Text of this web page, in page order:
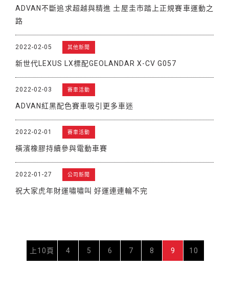
ADVAN不斷追求超越與精進 土屋圭市踏上正規賽車運動之
路
2022-02-05 其他新聞
新世代LEXUS LX標配GEOLANDAR X-CV G057
2022-02-03 賽車活動
ADVAN紅黑配色賽車吸引更多車迷
2022-02-01 賽車活動
橫濱橡膠持續參與電動車賽
2022-01-27 公司新聞
祝大家虎年財運嘯嘯叫 好運連連輪不完
上10頁 4 5 6 7 8 9 10